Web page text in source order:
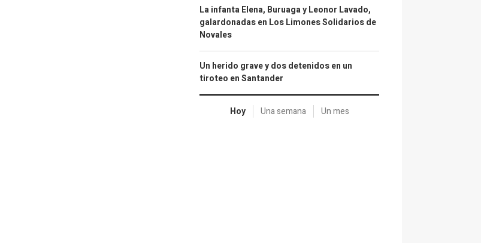
La infanta Elena, Buruaga y Leonor Lavado,
galardonadas en Los Limones Solidarios de
Novales
Un herido grave y dos detenidos en un
tiroteo en Santander
Hoy Una semana Un mes